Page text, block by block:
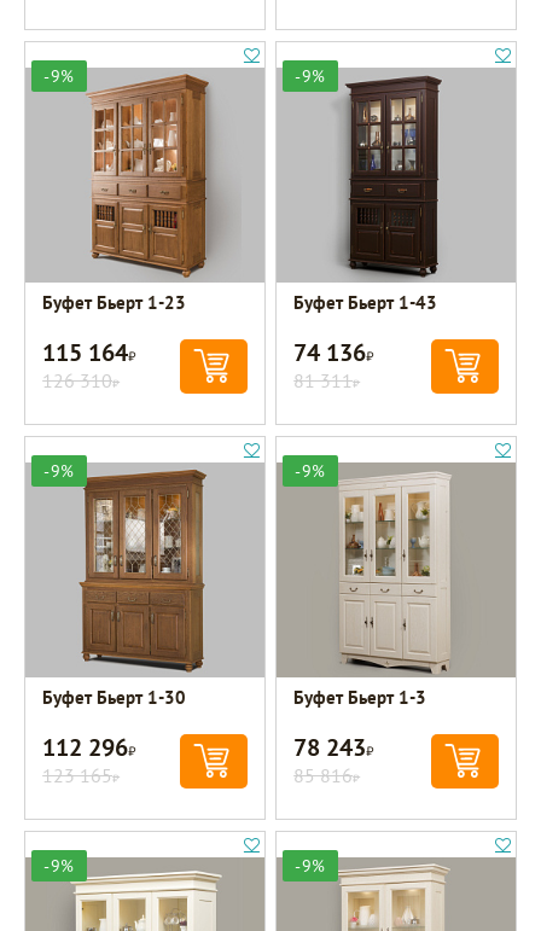
-9%
Буфет Бьерт 1-23
115 164Р
126 310Р
-9%
Буфет Бьерт 1-43
74 136Р
81 311Р
-9%
Буфет Бьерт 1-30
112 296Р
123 165Р
-9%
Буфет Бьерт 1-3
78 243Р
85 816Р
-9% -9%